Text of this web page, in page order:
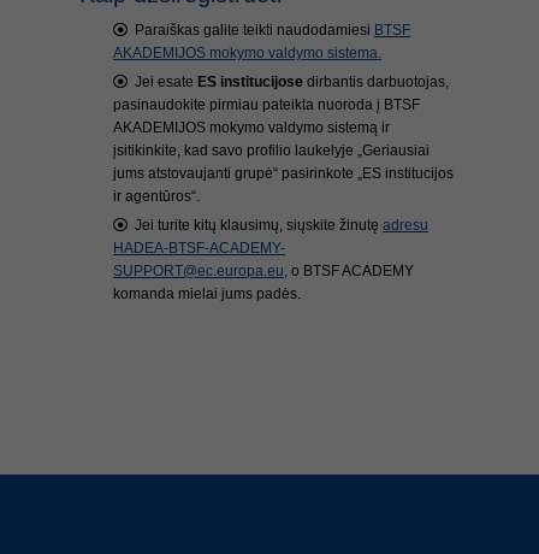
Paraiškas galite teikti naudodamiesi BTSF
AKADEMIJOS mokymo valdymo sistema.
Jei esate ES institucijose dirbantis darbuotojas,
pasinaudokite pirmiau pateikta nuoroda į BTSF
AKADEMIJOS mokymo valdymo sistemą ir
įsitikinkite, kad savo profilio laukelyje „Geriausiai
jums atstovaujanti grupė“ pasirinkote „ES institucijos
ir agentūros“.
Jei turite kitų klausimų, siųskite žinutę adresu
HADEA-BTSF-ACADEMY-
SUPPORT@ec.europa.eu, o BTSF ACADEMY
komanda mielai jums padės.